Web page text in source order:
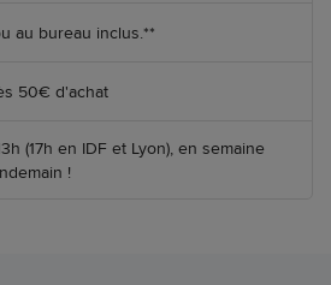
au bureau inclus.**
50€ d'achat
(17h en IDF et Lyon), en semaine
!